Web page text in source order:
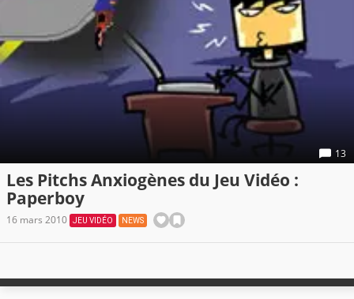
13
Les Pitchs Anxiogènes du Jeu Vidéo :
Paperboy
16 mars 2010 JEU VIDÉO NEWS